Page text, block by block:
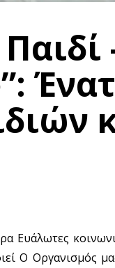
Ευάλωτες
Ο Οργανισμός